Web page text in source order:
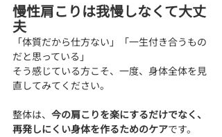
慢性肩こりは我慢しなくて大丈
夫
「体質だから仕方ない」「一生付き合うもの
だと思っている」
そう感じている方こそ、一度、身体全体を見
直してみてください。
整体は、 今の肩こりを楽にするだけでなく、
再発しにくい身体を作るためのケアです。